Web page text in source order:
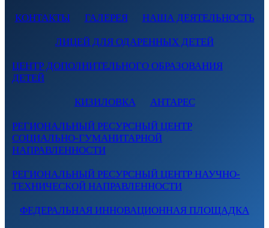
КОНТАКТЫ ГАЛЕРЕЯ НАША ДЕЯТЕЛЬНОСТЬ
ЛИЦЕЙ ДЛЯ ОДАРЕННЫХ ДЕТЕЙ
ЦЕНТР ДОПОЛНИТЕЛЬНОГО ОБРАЗОВАНИЯ
ДЕТЕЙ
КИЗИЛОВКА АНТАРЕС
РЕГИОНАЛЬНЫЙ РЕСУРСНЫЙ ЦЕНТР
СОЦИАЛЬНО-ГУМАНИТАРНОЙ
НАПРАВЛЕННОСТИ
РЕГИОНАЛЬНЫЙ РЕСУРСНЫЙ ЦЕНТР НАУЧНО-
ТЕХНИЧЕСКОЙ НАПРАВЛЕННОСТИ
ФЕДЕРАЛЬНАЯ ИННОВАЦИОННАЯ ПЛОЩАДКА